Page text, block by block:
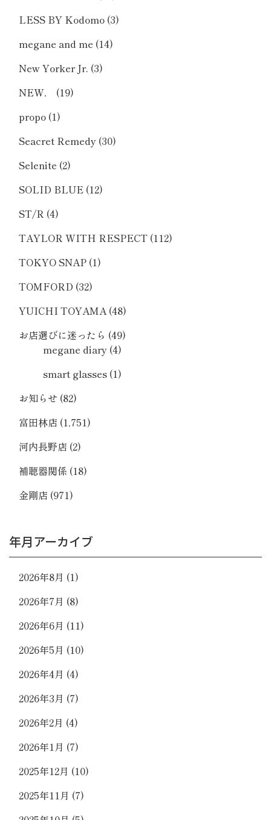
LESS BY Kodomo (3)
megane and me (14)
New Yorker Jr. (3)
NEW．
(19)
propo (1)
Seacret Remedy (30)
Selenite (2)
SOLID BLUE (12)
ST/R (4)
TAYLOR WITH RESPECT (112)
TOKYO SNAP (1)
TOMFORD (32)
YUICHI TOYAMA(48)
お店選びに迷ったら (49)
megane diary (4)
smart glasses (1)
お知らせ (82)
富田林店 (1,751)
河内長野店 (2)
補聴器関係 (18)
金剛店 (971)
年月アーカイブ
2026年8月 (1)
2026年7月 (8)
2026年6月 (11)
2026年5月 (10)
2026年4月 (4)
2026年3月 (7)
2026年2月 (4)
2026年1月 (7)
2025年12月 (10)
2025年11月 (7)